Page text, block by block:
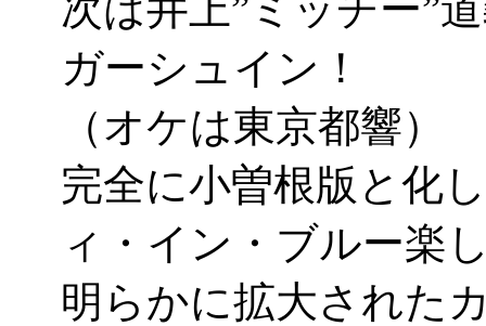
ガーシュイン！
（オケは東京都響）
完全に小曽根版と化
ィ・イン・ブルー楽
明らかに拡大された